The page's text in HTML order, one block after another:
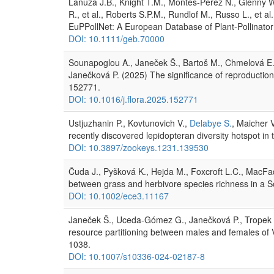
R., et al., Roberts S.P.M., Rundlof M., Russo L., et
EuPPollNet: A European Database of Plant-
DOI: 10.1111/geb.70000
Sounapoglou A., Janeček Š., Bartoš M., Chmelová
Janečková P. (2025) The significance of
152771.
DOI: 10.1016/j.flora.2025.152771
Ustjuzhanin P., Kovtunovich V., Delabye S., Maicher
recently discovered lepidopteran diversity hotspot
DOI: 10.3897/zookeys.1231.139530
Čuda J., Pyšková K., Hejda M., Foxcroft L.C.,
between grass and herbivore species richness in a
DOI: 10.1002/ece3.11167
Janeček Š., Uceda-Gómez G., Janečková P.,
resource partitioning between males and females
1038.
DOI: 10.1007/s10336-024-02187-8